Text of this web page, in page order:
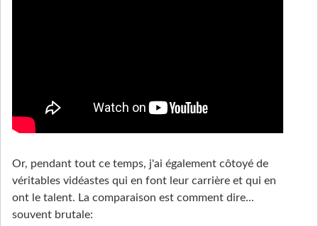
Or, pendant tout ce temps, j'ai également côtoyé de
véritables vidéastes qui en font leur carrière et qui en
ont le talent. La comparaison est comment dire...
souvent brutale: